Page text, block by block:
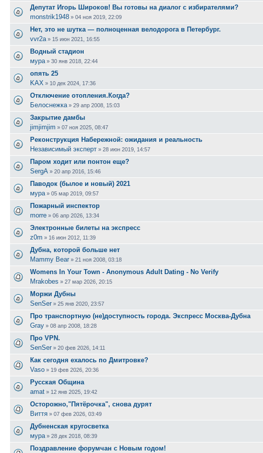
Депутат Игорь Широков! Вы готовы на диалог с избирателями?
monstrik1948 » 04 ноя 2019, 22:09
Нет, это не шутка — полноценная велодорога в Петербург.
vvr2a » 15 июн 2021, 16:55
Водный стадион
мура » 30 янв 2018, 22:44
опять 25
KAX » 10 дек 2024, 17:36
Отключение отопления.Когда?
Белоснежка » 29 апр 2008, 15:03
Закрытие дамбы
jimjimjim » 07 ноя 2025, 08:47
Реконструкция Набережной: ожидания и реальность
Независимый эксперт » 28 июн 2019, 14:57
Паром ходит или понтон еще?
SergA » 20 апр 2016, 15:46
Паводок (былое и новый) 2021
мура » 05 мар 2019, 09:57
Пожарный инспектор
morre » 06 апр 2026, 13:34
Электронные билеты на экспресс
z0m » 16 июн 2012, 11:39
Дубна, которой больше нет
Mammy Bear » 21 ноя 2008, 03:18
Womens In Your Town - Anonymous Adult Dating - No Verify
Mrakobes » 27 мар 2026, 20:15
Моржи Дубны
SenSer » 25 янв 2020, 23:57
Про транспортную (не)доступность города. Экспресс Москва-Дубна
Gray » 08 апр 2008, 18:28
Про VPN.
SenSer » 20 фев 2026, 14:11
Как сегодня ехалось по Дмитровке?
Vaso » 19 фев 2026, 20:36
Русская Община
amat » 12 янв 2025, 19:42
Осторожно,"Пятёрочка", снова дурят
Виття » 07 фев 2026, 03:49
Дубненская кругосветка
мура » 28 дек 2018, 08:39
Поздравление форумчан с Новым годом!